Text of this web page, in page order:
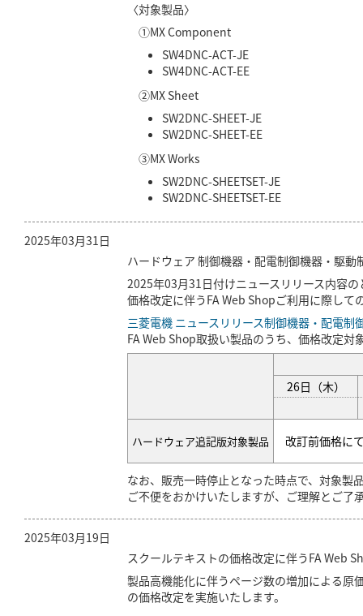
〈対象製品〉
①MX Component
SW4DNC-ACT-JE
SW4DNC-ACT-EE
②MX Sheet
SW2DNC-SHEET-JE
SW2DNC-SHEET-EE
③MX Works
SW2DNC-SHEETSET-JE
SW2DNC-SHEETSET-EE
2025年03月31日
ハードウェア 制御機器・配電制御機器・駆
2025年03月31日付けニュースリリース内容
価格改定に伴うFA Web Shopご利用に際して
三菱電機 ニュースリリース制御機器・配電
FA Web Shop取扱い製品のうち、価格改定
26日（木）
ハードウェア追記版対象製品 改訂前価格に
なお、販売一時停止となった時点で、対象製
ご不便をおかけいたしますが、ご理解とご了
2025年03月19日
スクールテキストの価格改定に伴うFA Web
製品高機能化に伴うページ数の増加による
の価格改定を実施いたします。